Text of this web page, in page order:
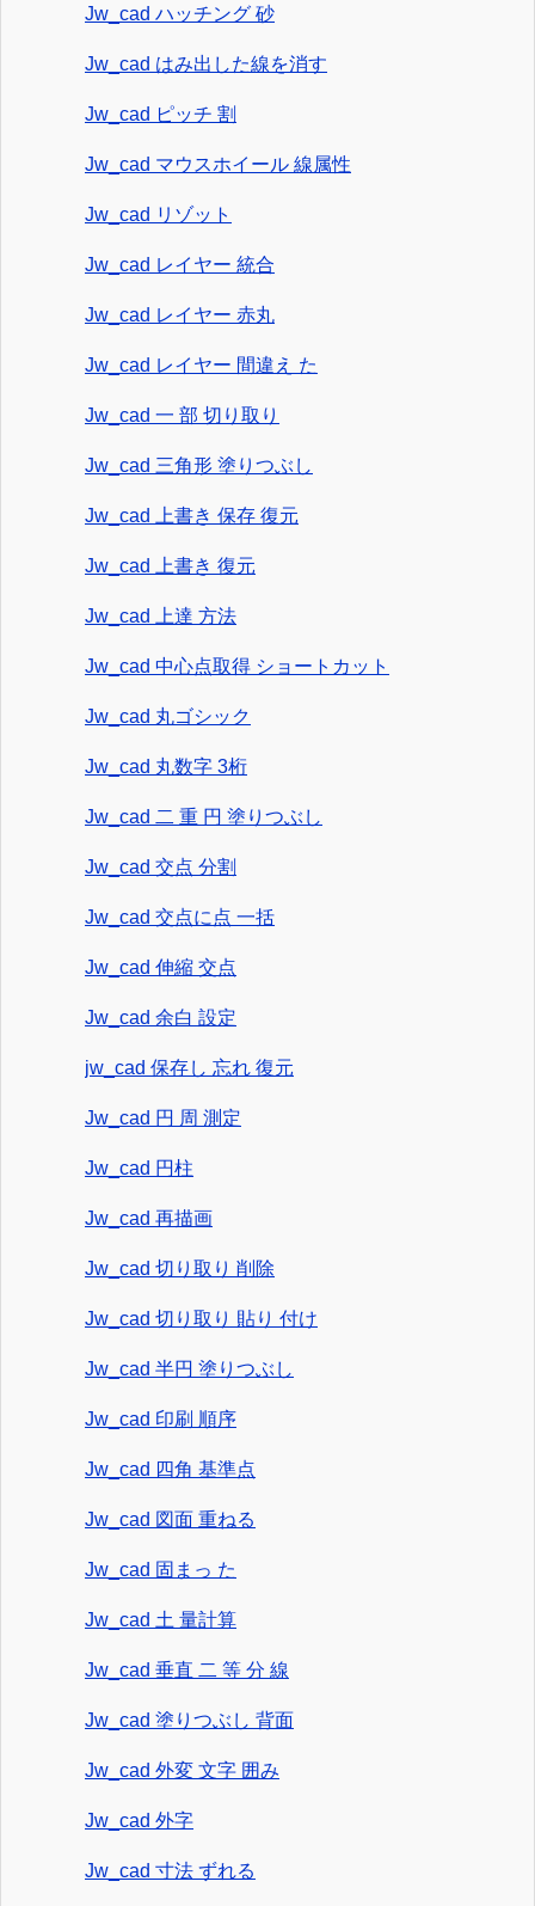
Jw_cad ハッチング 砂
Jw_cad はみ出した線を消す
Jw_cad ピッチ 割
Jw_cad マウスホイール 線属性
Jw_cad リゾット
Jw_cad レイヤー 統合
Jw_cad レイヤー 赤丸
Jw_cad レイヤー 間違え た
Jw_cad 一 部 切り取り
Jw_cad 三角形 塗りつぶし
Jw_cad 上書き 保存 復元
Jw_cad 上書き 復元
Jw_cad 上達 方法
Jw_cad 中心点取得 ショートカット
Jw_cad 丸ゴシック
Jw_cad 丸数字 3桁
Jw_cad 二 重 円 塗りつぶし
Jw_cad 交点 分割
Jw_cad 交点に点 一括
Jw_cad 伸縮 交点
Jw_cad 余白 設定
jw_cad 保存し 忘れ 復元
Jw_cad 円 周 測定
Jw_cad 円柱
Jw_cad 再描画
Jw_cad 切り取り 削除
Jw_cad 切り取り 貼り 付け
Jw_cad 半円 塗りつぶし
Jw_cad 印刷 順序
Jw_cad 四角 基準点
Jw_cad 図面 重ねる
Jw_cad 固まっ た
Jw_cad 土 量計算
Jw_cad 垂直 二 等 分 線
Jw_cad 塗りつぶし 背面
Jw_cad 外変 文字 囲み
Jw_cad 外字
Jw_cad 寸法 ずれる